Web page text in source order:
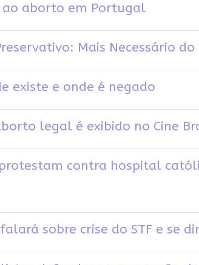
ao aborto em Portugal
Mais Necessário do
existe e onde é negado
legal é exibido no Cine
contra hospital
sobre crise do STF e se